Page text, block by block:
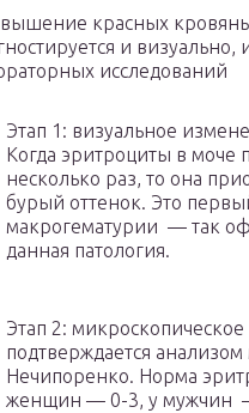
красных
и
исследований
Этап 1: визуальное
Когда эритроциты в
несколько раз, то она
бурый оттенок. Это
макрогематурии — так
данная патология.
Этап 2:
подтверждается
Нечипоренко. Норма
женщин — 0-3, у мужчин —